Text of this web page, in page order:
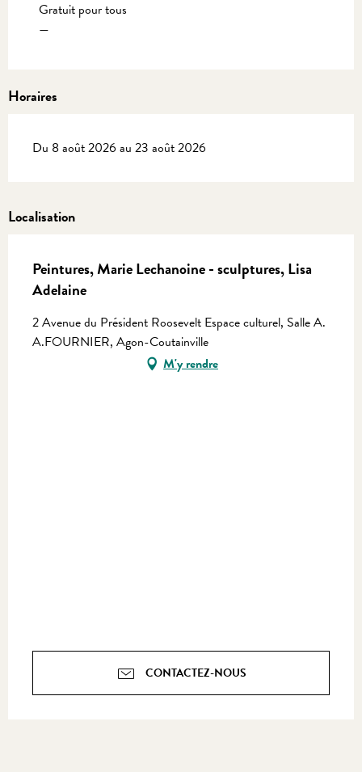
Gratuit pour tous
—
Horaires
Du 8 août 2026 au 23 août 2026
Localisation
Peintures, Marie Lechanoine - sculptures, Lisa
Adelaine
2 Avenue du Président Roosevelt Espace culturel, Salle A.
A.FOURNIER, Agon-Coutainville
M'y rendre
CONTACTEZ-NOUS